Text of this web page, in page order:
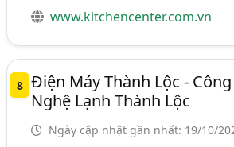
www.kitchencenter.com.vn
8 Điện Máy Thành Lộc -
Nghệ Lạnh Thành Lộc
Ngày cập nhật gần nhất: 19/10/